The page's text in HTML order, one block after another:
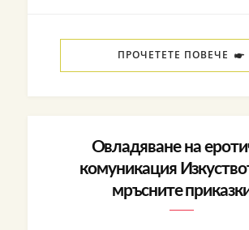
ПРОЧЕТЕТЕ ПОВЕЧЕ
Овладяване на
комуникация
мръсните